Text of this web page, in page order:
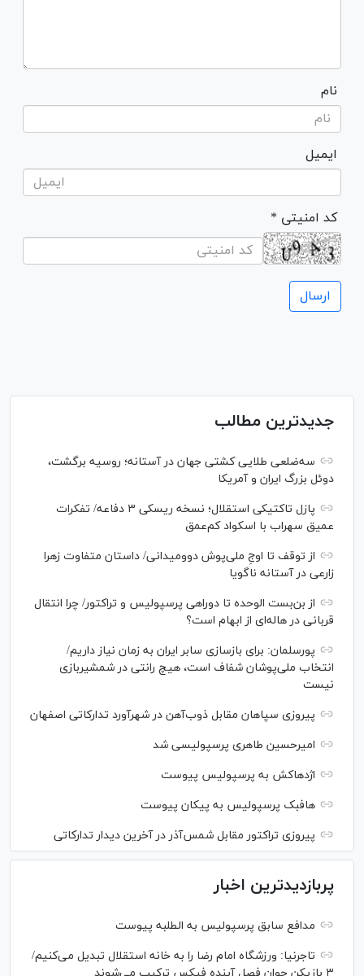
نام
ایمیل
* کد امنیتی
جدیدترین مطالب
سه‌ضلعی طلایی کشتی جهان در آستانه؛ روسیه برگشت،
دوئل بزرگ ایران و آمریکا
پازل تاکتیکی استقلال؛ نسخه ریسکی ۳ دفاعه/ تفکرات
عمیق سهراب با اسکواد کم‌عمق
از توقف تا اوجِ ملی‌پوش دوومیدانی/ داستان متفاوت زهرا
زارعی در آستانه ناگویا
از بن‌بست الوحده تا دوراهی پرسپولیس و تراکتور/ چرا انتقال
قربانی در هاله‌ای از ابهام است؟
پورسلمان: برای بازسازی سابر ایران به زمان نیاز داریم/
انتخاب ملی‌پوشان شفاف است، هیچ رانتی در شمشیربازی
نیست
پیروزی سپاهان مقابل ذوب‌آهن در شهرآورد تدارکاتی اصفهان
امیرحسین طاهری پرسپولیسی شد
اژدهاکش به پرسپولیس پیوست
هافبک پرسپولیس به پیکان پیوست
پیروزی تراکتور مقابل شمس‌آذر در آخرین دیدار تدارکاتی
پربازدیدترین اخبار
مدافع سابق پرسپولیس به الطلبه پیوست
تاجرنیا: ورزشگاه امام رضا را به خانه استقلال تبدیل می‌کنیم/